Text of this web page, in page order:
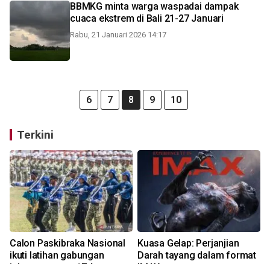
BBMKG minta warga waspadai dampak
cuaca ekstrem di Bali 21-27 Januari
Rabu, 21 Januari 2026 14:17
6 7 8 9 10
Terkini
Calon Paskibraka Nasional
ikuti latihan gabungan
Kuasa Gelap: Perjanjian
Darah tayang dalam format